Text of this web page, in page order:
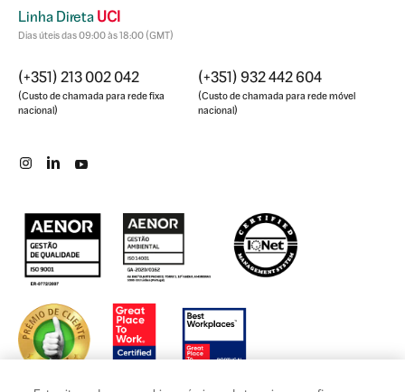
Linha Direta UCI
Dias úteis das 09:00 às 18:00 (GMT)
(+351) 213 002 042
(Custo de chamada para rede fixa
nacional)
(+351) 932 442 604
(Custo de chamada para rede móvel
nacional)